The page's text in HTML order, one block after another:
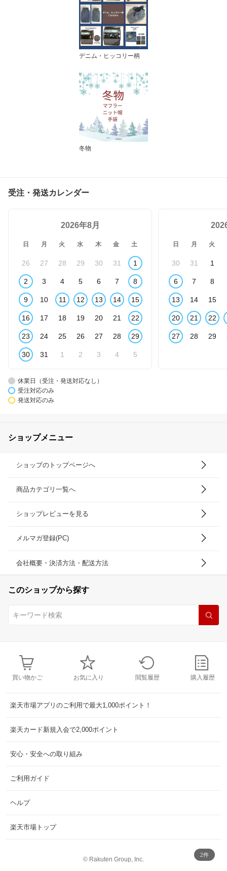
2件
デニム・ヒッコリー柄
冬物
受注・発送カレンダー
2026年8月
日 月 火 水 木 金 土
26 27 28 29 30 31 1
2 3 4 5 6 7 8
9 10 11 12 13 14 15
16 17 18 19 20 21 22
23 24 25 26 27 28 29
30 31 1 2 3 4 5
日 月 火
30 31 1
6 7 8
13 14 15
20 21 22
27 28 29
休業日（受注・発送対応なし）
受注対応のみ
発送対応のみ
ショップメニュー
ショップのトップページへ
商品カテゴリ一覧へ
ショップレビューを見る
メルマガ登録(PC)
会社概要・決済方法・配送方法
このショップから探す
買い物かご お気に入り 閲覧履歴 購入履歴
楽天市場アプリのご利用で最大1,000ポイント！
楽天カード新規入会で2,000ポイント
安心・安全への取り組み
ご利用ガイド
ヘルプ
楽天市場トップ
© Rakuten Group, Inc.